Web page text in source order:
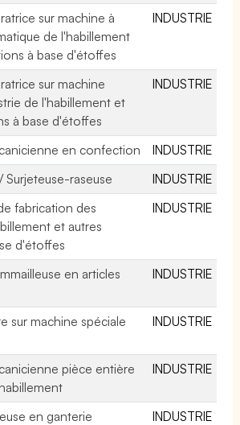
sur machine à
de l'habillement
à base d'étoffes
INDUSTRIE
sur machine
de l'habillement et
à base d'étoffes
INDUSTRIE
en confection
INDUSTRIE
Surjeteuse-raseuse
INDUSTRIE
fabrication des
et autres
d'étoffes
INDUSTRIE
en articles
INDUSTRIE
sur machine spéciale
INDUSTRIE
pièce entière
INDUSTRIE
en ganterie
INDUSTRIE